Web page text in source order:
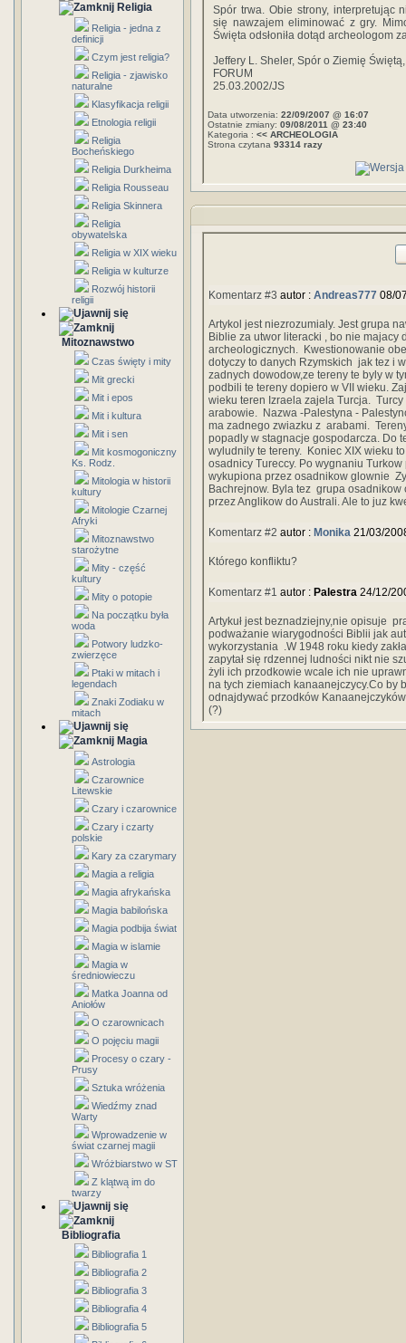
Religia
Religia - jedna z
definicji
Czym jest religia?
Religia - zjawisko
naturalne
Klasyfikacja religii
Etnologia religii
Religia
Bocheńskiego
Religia Durkheima
Religia Rousseau
Religia Skinnera
Religia
obywatelska
Religia w XIX wieku
Religia w kulturze
Rozwój historii
religii
Mitoznawstwo
Czas święty i mity
Mit grecki
Mit i epos
Mit i kultura
Mit i sen
Mit kosmogoniczny
Ks. Rodz.
Mitologia w historii
kultury
Mitologie Czarnej
Afryki
Mitoznawstwo
starożytne
Mity - część
kultury
Mity o potopie
Na początku była
woda
Potwory ludzko-
zwierzęce
Ptaki w mitach i
legendach
Znaki Zodiaku w
mitach
Magia
Astrologia
Czarownice
Litewskie
Czary i czarownice
Czary i czarty
polskie
Kary za czarymary
Magia a religia
Magia afrykańska
Magia babilońska
Magia podbija świat
Magia w islamie
Magia w
średniowieczu
Matka Joanna od
Aniołów
O czarownicach
O pojęciu magii
Procesy o czary -
Prusy
Sztuka wróżenia
Wiedźmy znad
Warty
Wprowadzenie w
świat czarnej magii
Wróżbiarstwo w ST
Z klątwą im do
twarzy
Bibliografia
Bibliografia 1
Bibliografia 2
Bibliografia 3
Bibliografia 4
Bibliografia 5
Spór trwa. Obie strony, interpretując
się nawzajem eliminować z gry.
Święta odsłoniła dotąd archeologom
Jeffery L. Sheler, Spór o Ziemię Świętą,
FORUM
25.03.2002/JS
Data utworzenia: 22/09/2007 @ 16:07
Ostatnie zmiany: 09/08/2011 @ 23:40
Kategoria : << ARCHEOLOGIA
Strona czytana 93314 razy
Komentarz #3 autor : Andreas777 08/
Artykol jest niezrozumialy. Jest grupa
Biblie za utwor literacki , bo nie
archeologicznych. Kwestionowanie
dotyczy to danych Rzymskich jak tez i
zadnych dowodow,ze tereny te byly w
podbili te tereny dopiero w VII wieku.
wieku teren Izraela zajela Turcja.
arabowie. Nazwa -Palestyna -
ma zadnego zwiazku z arabami.
popadly w stagnacje gospodarcza. Do
wyludnily te tereny. Koniec XIX wieku
osadnicy Tureccy. Po wygnaniu
wykupiona przez osadnikow glownie
Bachrejnow. Byla tez grupa
przez Anglikow do Australi. Ale to juz
Komentarz #2 autor : Monika 21/03/
Którego konfliktu?
Komentarz #1 autor : Palestra 24/12/
Artykuł jest beznadziejny,nie opisuje
podważanie wiarygodności Biblii jak
wykorzystania .W 1948 roku kiedy
zapytał się rdzennej ludności nikt nie
żyli ich przodkowie wcale ich nie
na tych ziemiach kanaanejczycy.Co by
odnajdywać przodków
(?)